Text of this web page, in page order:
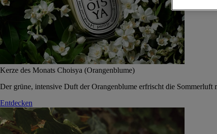
Kerze des Monats Choisya (Orangenblume)
Der grüne, intensive Duft der Orangenblume erfrischt die Sommerluft
Entdecken